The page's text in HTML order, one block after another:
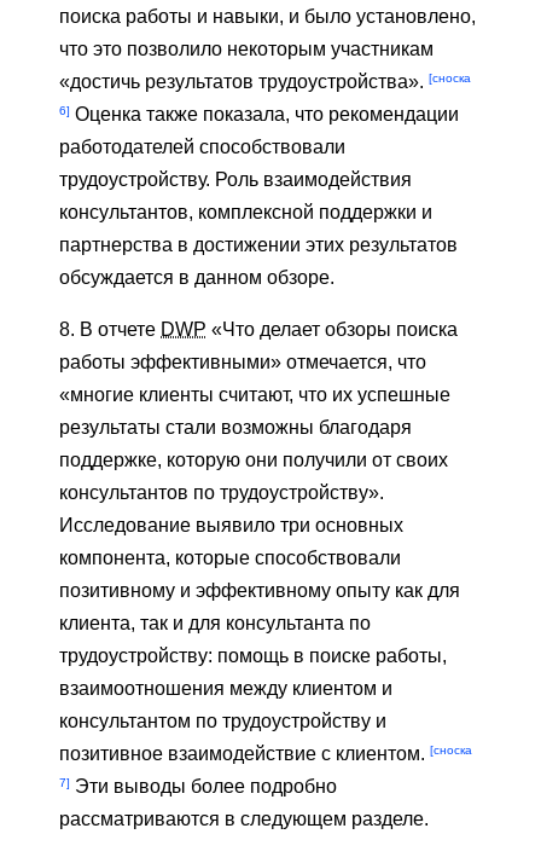
поиска работы и навыки, и было установлено,
что это позволило некоторым участникам
«достичь результатов трудоустройства». [сноска
6] Оценка также показала, что рекомендации
работодателей способствовали
трудоустройству. Роль взаимодействия
консультантов, комплексной поддержки и
партнерства в достижении этих результатов
обсуждается в данном обзоре.
8. В отчете DWP «Что делает обзоры поиска
работы эффективными» отмечается, что
«многие клиенты считают, что их успешные
результаты стали возможны благодаря
поддержке, которую они получили от своих
консультантов по трудоустройству».
Исследование выявило три основных
компонента, которые способствовали
позитивному и эффективному опыту как для
клиента, так и для консультанта по
трудоустройству: помощь в поиске работы,
взаимоотношения между клиентом и
консультантом по трудоустройству и
позитивное взаимодействие с клиентом. [сноска
7] Эти выводы более подробно
рассматриваются в следующем разделе.